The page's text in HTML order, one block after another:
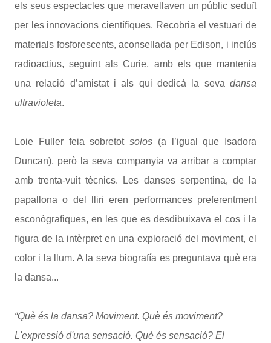
els seus espectacles que meravellaven un públic seduït
per les innovacions científiques. Recobria el vestuari de
materials fosforescents, aconsellada per Edison, i inclús
radioactius, seguint als Curie, amb els que mantenia
una relació d’amistat i als qui dedicà la seva dansa
ultravioleta.
Loie Fuller feia sobretot solos (a l’igual que Isadora
Duncan), però la seva companyia va arribar a comptar
amb trenta-vuit tècnics. Les danses serpentina, de la
papallona o del lliri eren performances preferentment
esconògrafiques, en les que es desdibuixava el cos i la
figura de la intèrpret en una exploració del moviment, el
color i la llum. A la seva biografía es preguntava què era
la dansa...
“Què és la dansa? Moviment. Què és moviment?
L'expressió d'una sensació. Què és sensació? El